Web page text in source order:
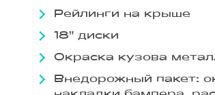
Рейлинги на крыше
18" диски
Окраска кузова
Внедорожный пакет: